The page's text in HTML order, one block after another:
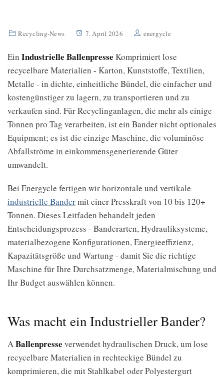
Recycling-News 7. April 2026 energycle
Ein Industrielle Ballenpresse Komprimiert lose
recycelbare Materialien - Karton, Kunststoffe, Textilien,
Metalle - in dichte, einheitliche Bündel, die einfacher und
kostengünstiger zu lagern, zu transportieren und zu
verkaufen sind. Für Recyclinganlagen, die mehr als einige
Tonnen pro Tag verarbeiten, ist ein Bander nicht optionales
Equipment; es ist die einzige Maschine, die voluminöse
Abfallströme in einkommensgenerierende Güter
umwandelt.
Bei Energycle fertigen wir horizontale und vertikale
industrielle Bandermit einer Presskraft von 10 bis 120+
Tonnen. Dieses Leitfaden behandelt jeden
Entscheidungsprozess - Banderarten, Hydrauliksysteme,
materialbezogene Konfigurationen, Energieeffizienz,
Kapazitätsgröße und Wartung - damit Sie die richtige
Maschine für Ihre Durchsatzmenge, Materialmischung und
Ihr Budget auswählen können.
Was macht ein Industrieller Bander?
ABallenpresse verwendet hydraulischen Druck, um lose
recycelbare Materialien in rechteckige Bündel zu
komprimieren, die mit Stahlkabel oder Polyestergurt